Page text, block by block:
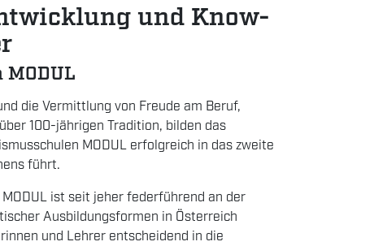
und Know-
die Vermittlung von Freude am Beruf,
100-jährigen Tradition, bilden das
MODUL erfolgreich in das zweite
führt.
ist seit jeher federführend an der
Ausbildungsformen in Österreich
und Lehrer entscheidend in die